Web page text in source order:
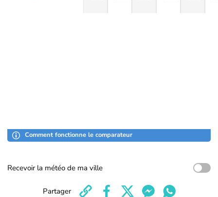
Comment fonctionne le comparateur
Recevoir la météo de ma ville
Partager